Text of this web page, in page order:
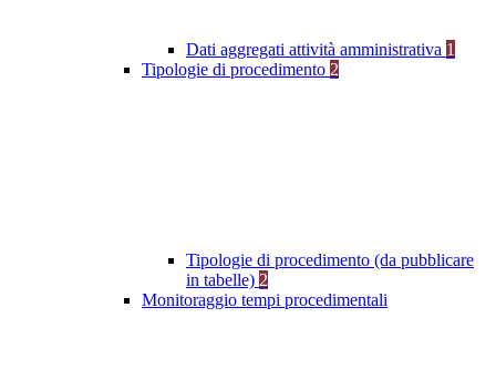
Dati aggregati attività amministrativa 1
Tipologie di procedimento 2
Tipologie di procedimento (da pubblicare
in tabelle) 2
Monitoraggio tempi procedimentali